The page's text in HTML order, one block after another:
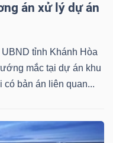
án xử lý dự án
tỉnh Khánh Hòa
mắc tại dự án khu
có bản án liên quan...